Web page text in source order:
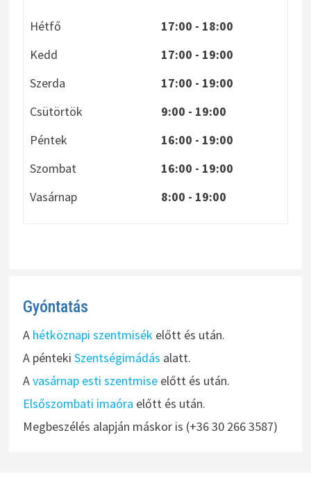
Hétfő
17:00 - 18:00
Kedd
17:00 - 19:00
Szerda
17:00 - 19:00
Csütörtök
9:00 - 19:00
Péntek
16:00 - 19:00
Szombat
16:00 - 19:00
Vasárnap
8:00 - 19:00
Gyóntatás
A hétköznapi szentmisékelőtt és után.
A pénteki Szentségimádás alatt.
Avasárnap esti szentmiseelőtt és után.
Elsőszombati imaóra előtt és után.
Megbeszélés alapján máskor is (+36 30 266 3587)